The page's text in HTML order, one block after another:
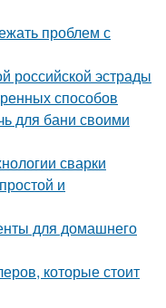
проблем с
российской эстрады
способов
для бани своими
сварки
и
для домашнего
которые стоит